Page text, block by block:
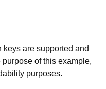
are supported and
of this example,
purposes.